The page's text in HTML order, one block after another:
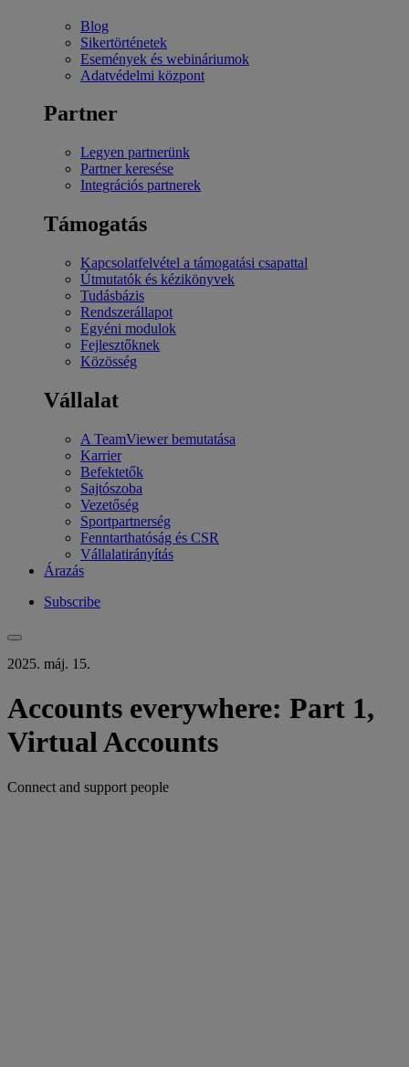
Blog
Sikertörténetek
Események és webináriumok
Adatvédelmi központ
Partner
Legyen partnerünk
Partner keresése
Integrációs partnerek
Támogatás
Kapcsolatfelvétel a támogatási csapattal
Útmutatók és kézikönyvek
Tudásbázis
Rendszerállapot
Egyéni modulok
Fejlesztőknek
Közösség
Vállalat
A TeamViewer bemutatása
Karrier
Befektetők
Sajtószoba
Vezetőség
Sportpartnerség
Fenntarthatóság és CSR
Vállalatirányítás
Árazás
Subscribe
2025. máj. 15.
Accounts everywhere: Part 1,
Virtual Accounts
Connect and support people